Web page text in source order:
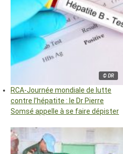
© DR
RCA-Journée mondiale de lutte
contre l’hépatite : le Dr Pierre
Somsé appelle à se faire dépister